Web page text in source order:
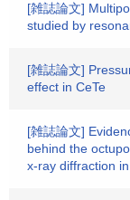
[雑誌論文]
studied by
[雑誌論文]
effect in CeTe
[雑誌論文]
behind the
x-ray diffraction